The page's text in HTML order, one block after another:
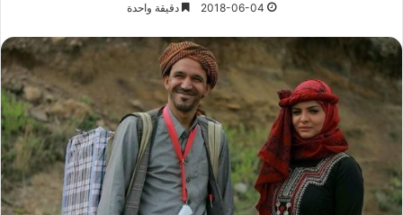
2018-06-04 دقيقة واحدة